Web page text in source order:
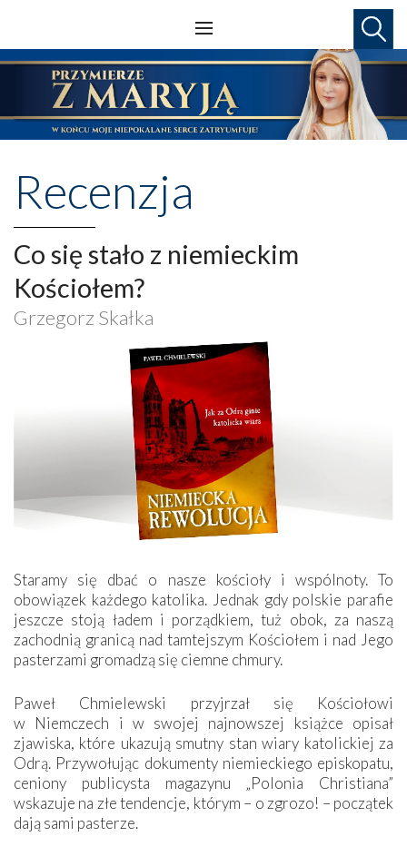
Recenzja
Co się stało z niemieckim
Kościołem?
Grzegorz Skałka
Staramy się dbać o nasze kościoły i wspólnoty. To
obowiązek każdego katolika. Jednak gdy polskie parafie
jeszcze stoją ładem i porządkiem, tuż obok, za naszą
zachodnią granicą nad tamtejszym Kościołem i nad Jego
pasterzami gromadzą się ciemne chmury.
Paweł Chmielewski przyjrzał się Kościołowi
w Niemczech i w swojej najnowszej książce opisał
zjawiska, które ukazują smutny stan wiary katolickiej za
Odrą. Przywołując dokumenty niemieckiego episkopatu,
ceniony publicysta magazynu „Polonia Christiana”
wskazuje na złe tendencje, którym – o zgrozo! – początek
dają sami pasterze.